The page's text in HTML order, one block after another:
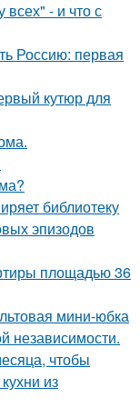
- и что с
Россию: первая
кутюр для
библиотеку
эпизодов
площадью 36
мини-юбка
независимости.
чтобы
из